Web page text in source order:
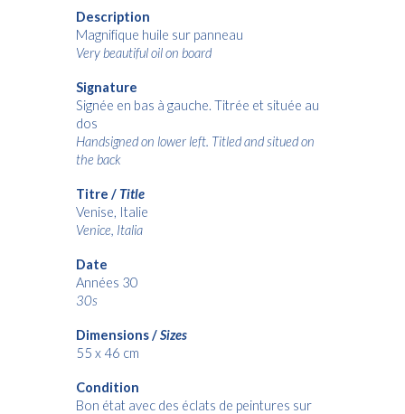
Description
Magnifique huile sur panneau
Very beautiful oil on board
Signature
Signée en bas à gauche. Titrée et située au
dos
Handsigned on lower left. Titled and situed on
the back
Titre / Title
Venise, Italie
Venice, Italia
Date
Années 30
30s
Dimensions /Sizes
55 x 46 cm
Condition
Bon état avec des éclats de peintures sur